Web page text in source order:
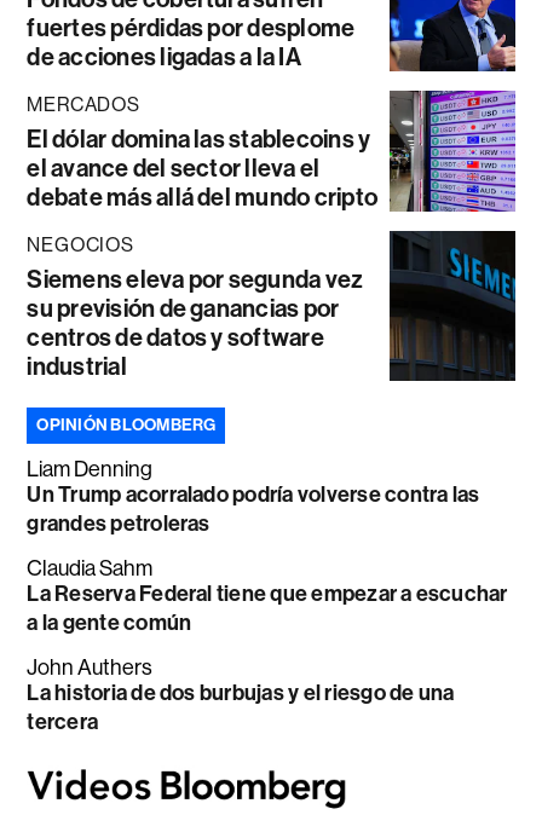
fuertes pérdidas por desplome
de acciones ligadas a la IA
MERCADOS
El dólar domina las stablecoins y
el avance del sector lleva el
debate más allá del mundo cripto
NEGOCIOS
Siemens eleva por segunda vez
su previsión de ganancias por
centros de datos y software
industrial
OPINIÓN BLOOMBERG
Liam Denning
Un Trump acorralado podría volverse contra las
grandes petroleras
Claudia Sahm
La Reserva Federal tiene que empezar a escuchar
a la gente común
John Authers
La historia de dos burbujas y el riesgo de una
tercera